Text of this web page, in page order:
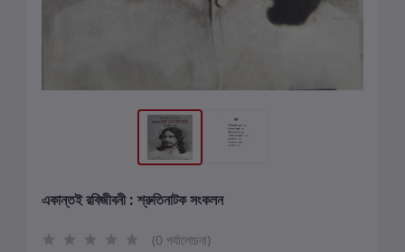
একান্তই রবিজীবনী : শ্রুতিনাটক সংকলন
(0 পর্যালোচনা)